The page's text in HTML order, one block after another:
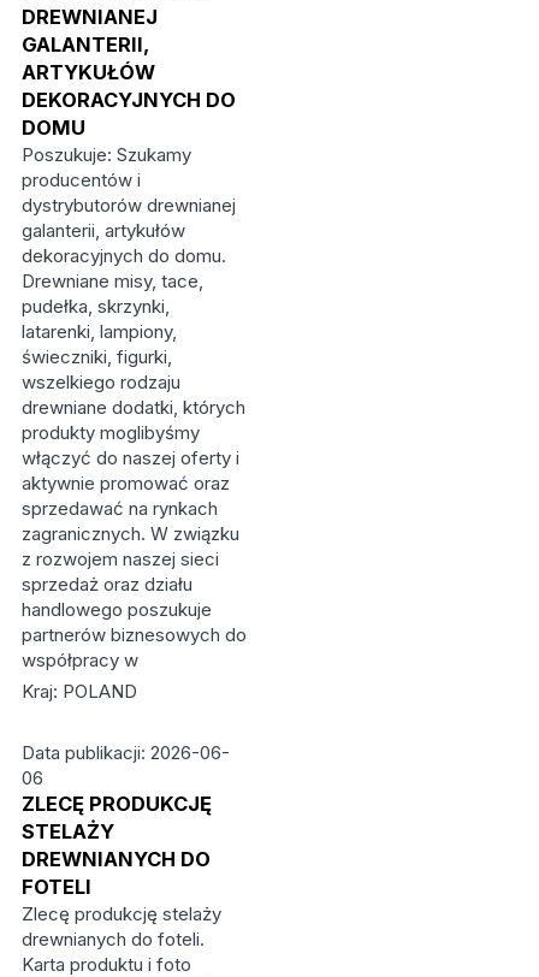
DREWNIANEJ
GALANTERII,
ARTYKUŁÓW
DEKORACYJNYCH DO
DOMU
Poszukuje: Szukamy
producentów i
dystrybutorów drewnianej
galanterii, artykułów
dekoracyjnych do domu.
Drewniane misy, tace,
pudełka, skrzynki,
latarenki, lampiony,
świeczniki, figurki,
wszelkiego rodzaju
drewniane dodatki, których
produkty moglibyśmy
włączyć do naszej oferty i
aktywnie promować oraz
sprzedawać na rynkach
zagranicznych. W związku
z rozwojem naszej sieci
sprzedaż oraz działu
handlowego poszukuje
partnerów biznesowych do
współpracy w
Kraj: POLAND
Data publikacji: 2026-06-
06
ZLECĘ PRODUKCJĘ
STELAŻY
DREWNIANYCH DO
FOTELI
Zlecę produkcję stelaży
drewnianych do foteli.
Karta produktu i foto